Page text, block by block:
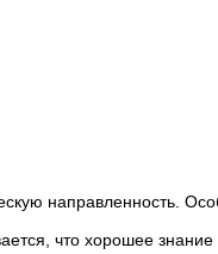
направленность.
что хорошее